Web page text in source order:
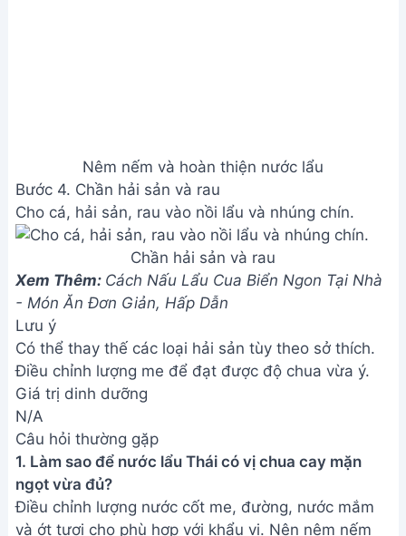
Nêm nếm và hoàn thiện nước lẩu
Bước 4. Chần hải sản và rau
Cho cá, hải sản, rau vào nồi lẩu và nhúng chín.
Chần hải sản và rau
Xem Thêm: Cách Nấu Lẩu Cua Biển Ngon Tại Nhà
- Món Ăn Đơn Giản, Hấp Dẫn
Lưu ý
Có thể thay thế các loại hải sản tùy theo sở thích.
Điều chỉnh lượng me để đạt được độ chua vừa ý.
Giá trị dinh dưỡng
N/A
Câu hỏi thường gặp
1. Làm sao để nước lẩu Thái có vị chua cay mặn
ngọt vừa đủ?
Điều chỉnh lượng nước cốt me, đường, nước mắm
và ớt tươi cho phù hợp với khẩu vị. Nên nêm nếm